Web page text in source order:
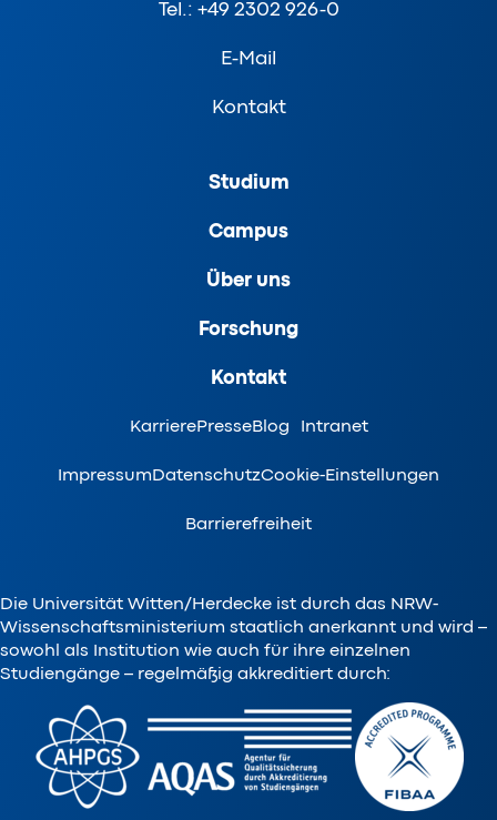
Tel.: +49 2302 926-0
E-Mail
Kontakt
Studium
Campus
Über uns
Forschung
Kontakt
KarrierePresseBlog Intranet
ImpressumDatenschutzCookie-Einstellungen
Barrierefreiheit
Die Universität Witten/Herdecke ist durch das NRW-
Wissenschaftsministerium staatlich anerkannt und wird –
sowohl als Institution wie auch für ihre einzelnen
Studiengänge – regelmäßig akkreditiert durch: